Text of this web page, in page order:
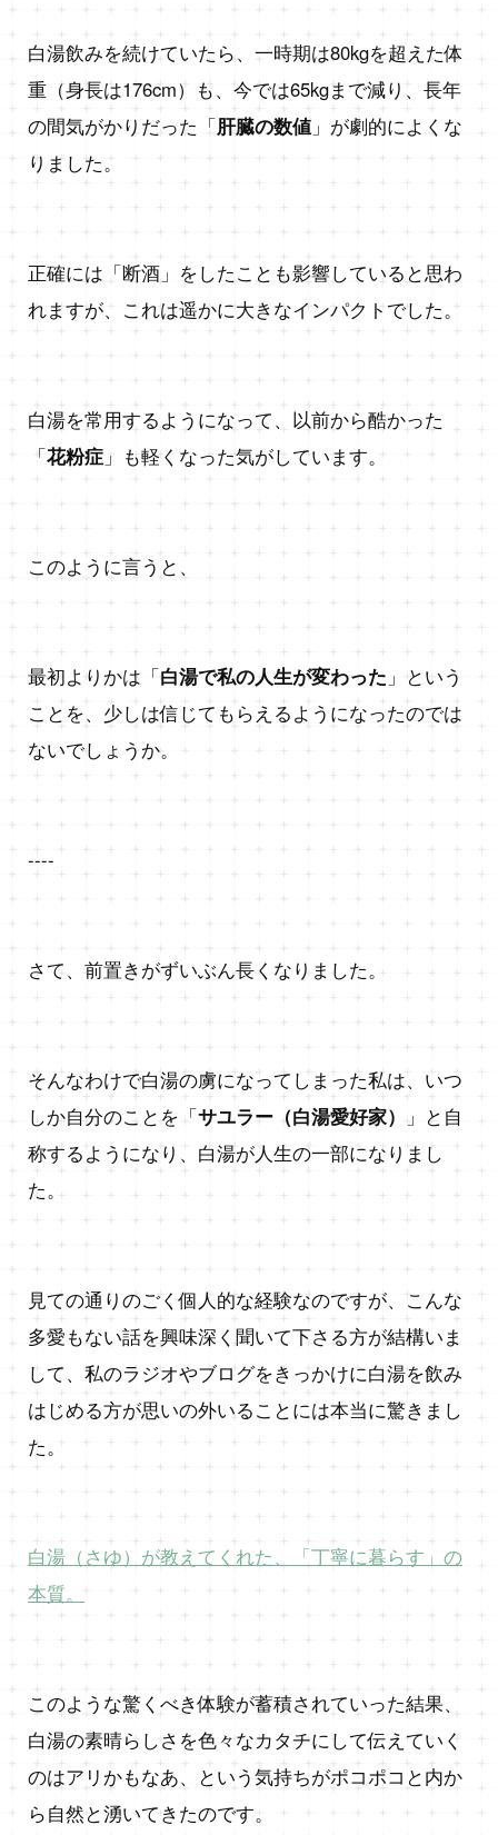
白湯飲みを続けていたら、一時期は80kgを超えた体
重（身長は176cm）も、今では65kgまで減り、長年
の間気がかりだった「肝臓の数値 」が劇的によくな
りました。
正確には「断酒」をしたことも影響していると思わ
れますが、これは遥かに大きなインパクトでした。
白湯を常用するようになって、以前から酷かった
「花粉症 」も軽くなった気がしています。
このように言うと、
最初よりかは「白湯で私の人生が変わった 」という
ことを、少しは信じてもらえるようになったのでは
ないでしょうか。
----
さて、前置きがずいぶん長くなりました。
そんなわけで白湯の虜になってしまった私は、いつ
しか自分のことを「サユラー（白湯愛好家）
」と自
称するようになり、白湯が人生の一部になりまし
た。
見ての通りのごく個人的な経験なのですが、こんな
多愛もない話を興味深く聞いて下さる方が結構いま
して、私のラジオやブログをきっかけに白湯を飲み
はじめる方が思いの外いることには本当に驚きまし
た。
白湯（さゆ）が教えてくれた、「丁寧に暮らす」の
本質。
このような驚くべき体験が蓄積されていった結果、
白湯の素晴らしさを色々なカタチにして伝えていく
のはアリかもなあ、という気持ちがポコポコと内か
ら自然と湧いてきたのです。